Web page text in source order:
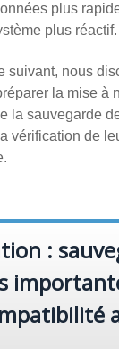
plus
plus réactif.
suivant, nous
la mise à
la sauvegarde
vérification de
: